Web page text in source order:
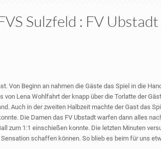
Sulzfeld : FV
Von Beginn an nahmen die Gäste das Spiel in die
Lena Wohlfahrt der knapp über die Torlatte der
Auch in der zweiten Halbzeit machte der Gast das
Die Damen das FV Ubstadt warfen dann alles
zum 1:1 einschießen konnte. Die letzten Minuten
schaffen können. So blieb es beim für uns